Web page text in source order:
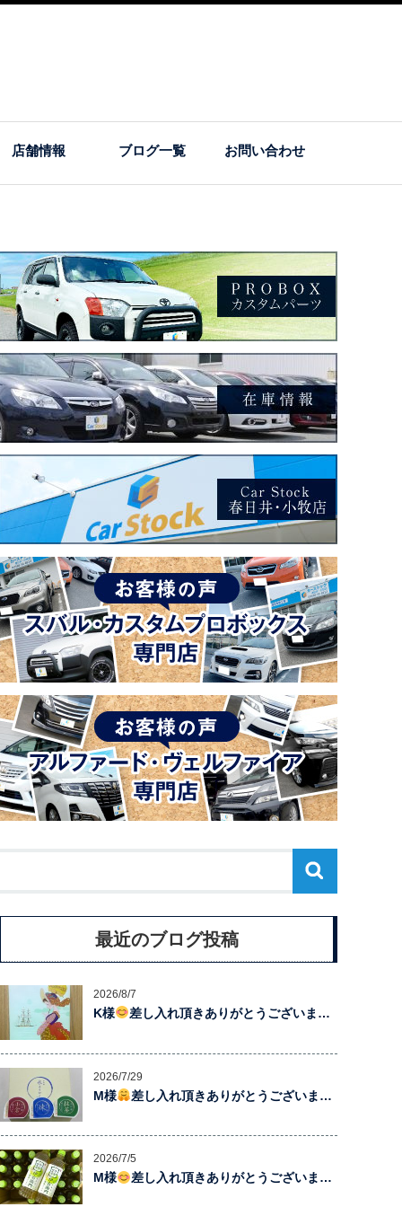
店舗情報 ブログ一覧 お問い合わせ
最近のブログ投稿
2026/8/7
K様 差し入れ頂きありがとうございま…
2026/7/29
M様 差し入れ頂きありがとうございま…
2026/7/5
M様 差し入れ頂きありがとうございま…